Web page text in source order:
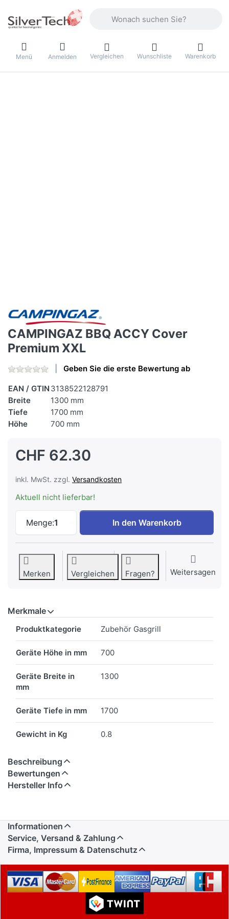
Menü Anmelden Vergleichen Wunschliste Warenkorb
CAMPINGAZ BBQ ACCY Cover
Premium XXL
Geben Sie die erste Bewertung ab
EAN / GTIN 3138522128791
Breite
1300 mm
Tiefe
1700 mm
Höhe
700 mm
CHF 62.30
inkl. MwSt. zzgl. Versandkosten
Aktuell nicht lieferbar!
Menge:1
CAMPINGAZ BBQ ACCY Cover Premium
In den Warenkorb
Merken Vergleichen Fragen? Weitersagen
Merkmale
Produktkategorie Zubehör Gasgrill
Geräte Höhe in mm 700
Geräte Breite in
mm
1300
Geräte Tiefe in mm 1700
Gewicht in Kg 0.8
Beschreibung
Bewertungen
Hersteller Info
Informationen
Service, Versand & Zahlung
Firma, Impressum & Datenschutz